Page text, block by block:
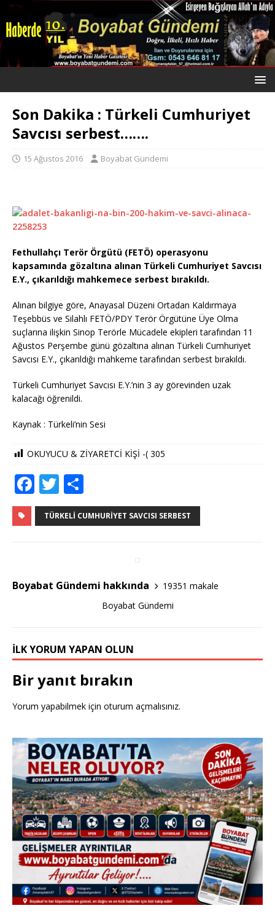
Son Dakika : Türkeli Cumhuriyet
Savcısı serbest…….
15 Ağustos 2016 Boyabat Gündemi
Fethullahçı Terör Örgütü (FETÖ) operasyonu
kapsamında gözaltına alınan Türkeli Cumhuriyet Savcısı
E.Y., çıkarıldığı mahkemece serbest bırakıldı.
Alınan bilgiye göre, Anayasal Düzeni Ortadan Kaldırmaya
Teşebbüs ve Silahlı FETÖ/PDY Terör Örgütüne Üye Olma
suçlarına ilişkin Sinop Terörle Mücadele ekipleri tarafından 11
Ağustos Perşembe günü gözaltına alınan Türkeli Cumhuriyet
Savcısı E.Y., çıkarıldığı mahkeme tarafından serbest bırakıldı.
Türkeli Cumhuriyet Savcısı E.Y.’nin 3 ay görevinden uzak
kalacağı öğrenildi.
Kaynak : Türkeli’nin Sesi
OKUYUCU & ZİYARETCİ KİŞİ -( 305
F
a
c
o
T
w
it
h
ar
TÜRKELI CUMHURIYET SAVCISI SERBEST
Boyabat Gündemi hakkında
19351 makale
Boyabat Gündemi
İLK YORUM YAPAN OLUN
Bir yanıt bırakın
Yorum yapabilmek için oturum açmalısınız.